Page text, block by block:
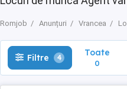
Romjob Anunțuri Vrancea
Filtre 4 Toate
0